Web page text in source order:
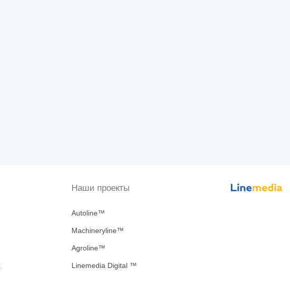
Наши проекты
Autoline™
Machineryline™
Agroline™
Linemedia Digital ™